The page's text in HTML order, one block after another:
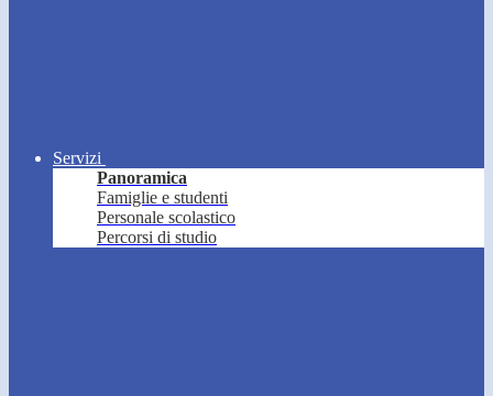
Servizi
Panoramica
Famiglie e studenti
Personale scolastico
Percorsi di studio